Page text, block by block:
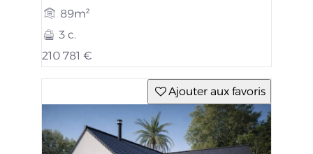
89m²
3 c.
210 781 €
Ajouter aux favoris